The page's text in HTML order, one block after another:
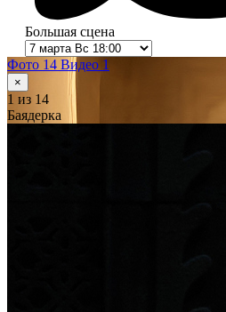
Большая сцена
Фото 14 Видео 1
×
1 из 14
Баядерка